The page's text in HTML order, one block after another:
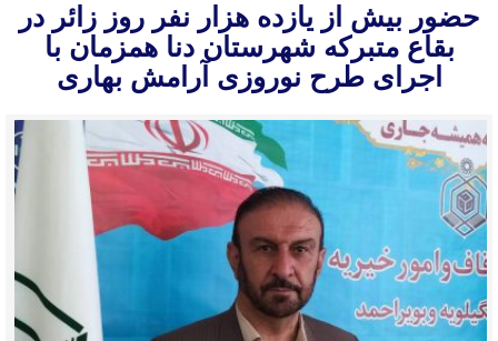
حضور بیش از یازده هزار نفر روز زائر در
بقاع متبرکه شهرستان دنا همزمان با
اجرای طرح نوروزی آرامش بهاری